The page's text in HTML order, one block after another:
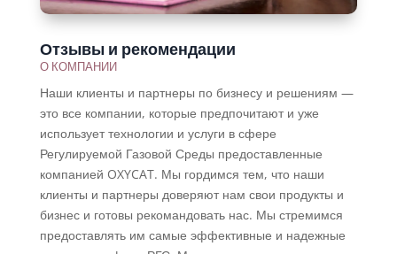
Отзывы и рекомендации
О КОМПАНИИ
Наши клиенты и партнеры по бизнесу и решениям —
это все компании, которые предпочитают и уже
использует технологии и услуги в сфере
Регулируемой Газовой Среды предоставленные
компанией OXYCAT. Мы гордимся тем, что наши
клиенты и партнеры доверяют нам свои продукты и
бизнес и готовы рекомандовать нас. Мы стремимся
предоставлять им самые эффективные и надежные